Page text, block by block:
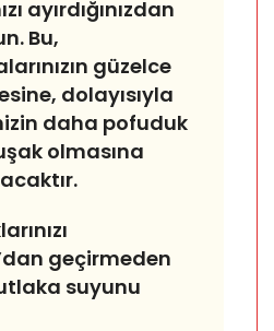
ayırdığınızdan
Bu,
güzelce
dolayısıyla
daha pofuduk
olmasına
geçirmeden
suyunu